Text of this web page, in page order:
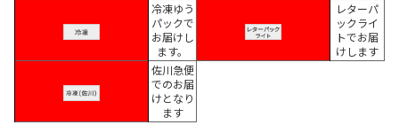
冷凍ゆう
パックで
お届けし
ます。
レターパ
ックライ
トでお届
けします
佐川急便
でのお届
けとなり
ます